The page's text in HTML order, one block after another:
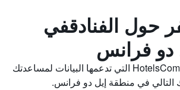
حول الفنادقفي
دو فرانس
استخدم نصائح HotelsCombined التي تدعمها البيانات لمساعدتك
التالي في منطقة إيل دو فرانس.